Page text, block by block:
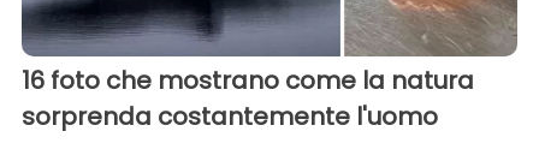
16 foto che mostrano come la natura
sorprenda costantemente l'uomo